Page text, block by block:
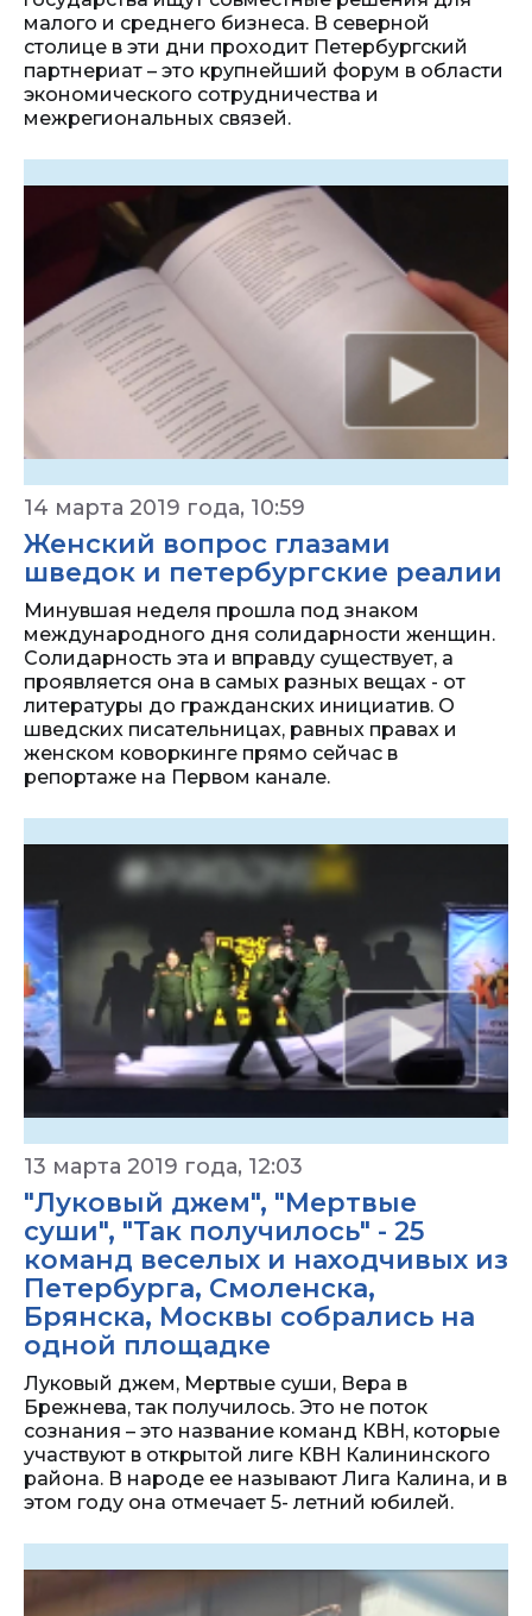
малого и среднего бизнеса. В северной
столице в эти дни проходит Петербургский
партнериат – это крупнейший форум в области
экономического сотрудничества и
межрегиональных связей.
14 марта 2019 года, 10:59
Женский вопрос глазами
шведок и петербургские реалии
Минувшая неделя прошла под знаком
международного дня солидарности женщин.
Солидарность эта и вправду существует, а
проявляется она в самых разных вещах - от
литературы до гражданских инициатив. О
шведских писательницах, равных правах и
женском коворкинге прямо сейчас в
репортаже на Первом канале.
13 марта 2019 года, 12:03
"Луковый джем", "Мертвые
суши", "Так получилось" - 25
команд веселых и находчивых из
Петербурга, Смоленска,
Брянска, Москвы собрались на
одной площадке
Луковый джем, Мертвые суши, Вера в
Брежнева, так получилось. Это не поток
сознания – это название команд КВН, которые
участвуют в открытой лиге КВН Калининского
района. В народе ее называют Лига Калина, и в
этом году она отмечает 5- летний юбилей.